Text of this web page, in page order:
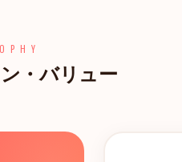
・バリュー